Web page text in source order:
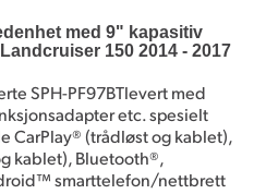
med 9" kapasitiv
150 2014 - 2017
SPH-PF97BTlevert med
etc. spesielt
CarPlay® (trådløst og kablet),
kablet), Bluetooth®,
smarttelefon/nettbrett